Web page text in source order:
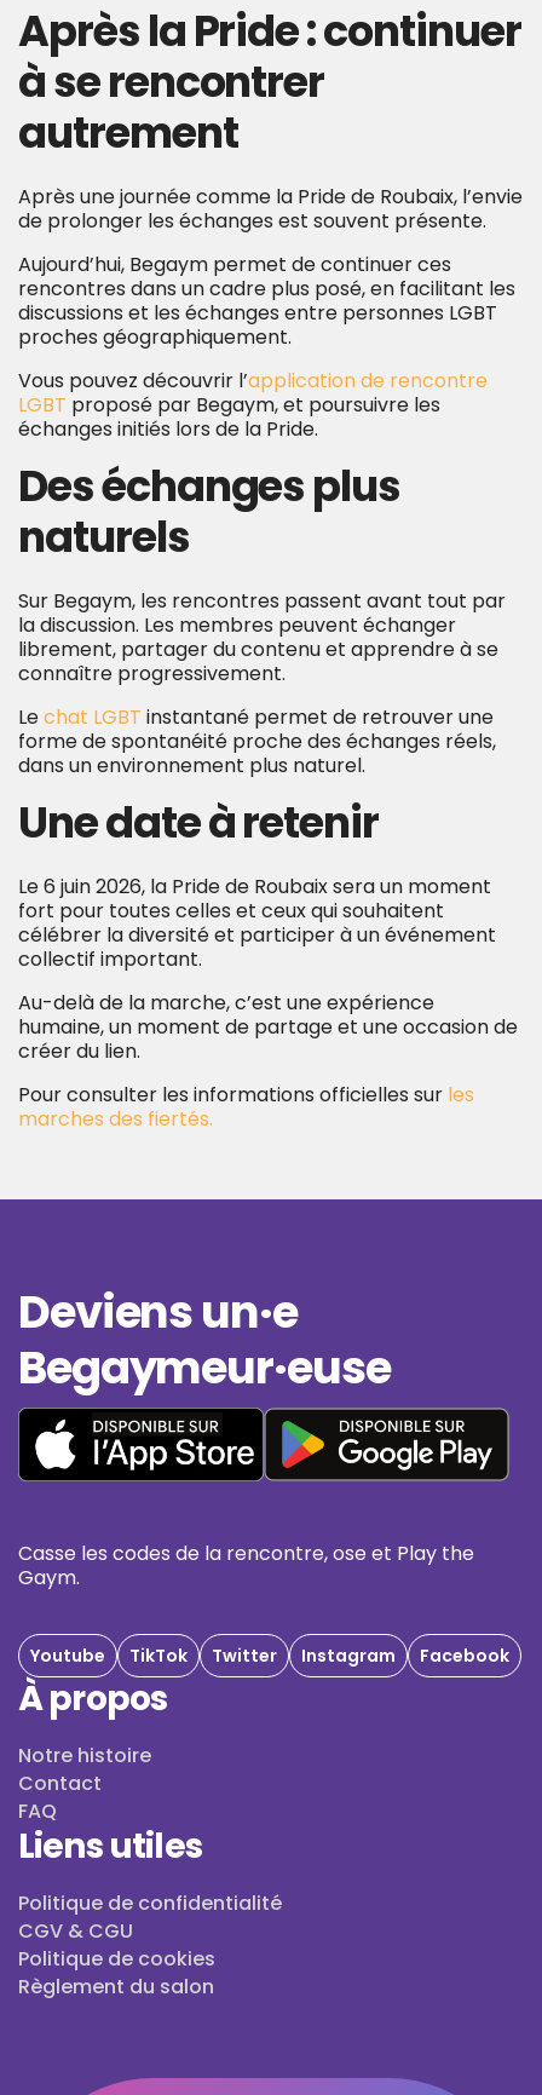
Après la Pride : continuer
à se rencontrer
autrement
Après une journée comme la Pride de Roubaix, l’envie
de prolonger les échanges est souvent présente.
Aujourd’hui, Begaym permet de continuer ces
rencontres dans un cadre plus posé, en facilitant les
discussions et les échanges entre personnes LGBT
proches géographiquement.
Vous pouvez découvrir l’application de rencontre
LGBT proposé par Begaym, et poursuivre les
échanges initiés lors de la Pride.
Des échanges plus
naturels
Sur Begaym, les rencontres passent avant tout par
la discussion. Les membres peuvent échanger
librement, partager du contenu et apprendre à se
connaître progressivement.
Lechat LGBT instantané permet de retrouver une
forme de spontanéité proche des échanges réels,
dans un environnement plus naturel.
Une date à retenir
Le 6 juin 2026, la Pride de Roubaix sera un moment
fort pour toutes celles et ceux qui souhaitent
célébrer la diversité et participer à un événement
collectif important.
Au-delà de la marche, c’est une expérience
humaine, un moment de partage et une occasion de
créer du lien.
Pour consulter les informations officielles sur les
marches des fiertés.
Deviens un·e
Begaymeur·euse
Casse les codes de la rencontre, ose et Play the
Gaym.
Youtube TikTok Twitter Instagram Facebook
À propos
Notre histoire
Contact
FAQ
Liens utiles
Politique de confidentialité
CGV & CGU
Politique de cookies
Règlement du salon